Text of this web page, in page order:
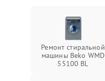
Ремонт стиральной
машины Beko WMD
55100 BL